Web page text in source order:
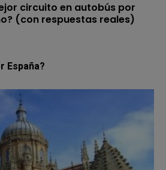
circuito en autobús por
(con respuestas reales)
España?